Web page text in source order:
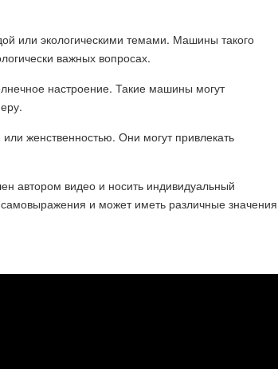
или экологическими темами. Машины такого
важных вопросах.
настроение. Такие машины могут
женственностью. Они могут привлекать
автором видео и носить индивидуальный
и может иметь различные значения